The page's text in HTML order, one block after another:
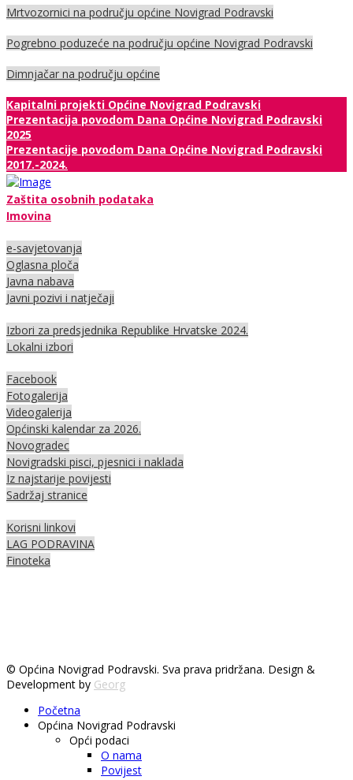
Mrtvozornici na području općine Novigrad Podravski
Pogrebno poduzeće na području općine Novigrad Podravski
Dimnjačar na području općine
Kapitalni projekti Općine Novigrad Podravski
Prezentacija povodom Dana Općine Novigrad Podravski
2025
Prezentacije povodom Dana Općine Novigrad Podravski
2017.-2024.
Zaštita osobnih podataka
Imovina
e-savjetovanja
Oglasna ploča
Javna nabava
Javni pozivi i natječaji
Izbori za predsjednika Republike Hrvatske 2024.
Lokalni izbori
Facebook
Fotogalerija
Videogalerija
Općinski kalendar za 2026.
Novogradec
Novigradski pisci, pjesnici i naklada
Iz najstarije povijesti
Sadržaj stranice
Korisni linkovi
LAG PODRAVINA
Finoteka
© Općina Novigrad Podravski. Sva prava pridržana. Design &
Development by Georg
Početna
Općina Novigrad Podravski
Opći podaci
O nama
Povijest